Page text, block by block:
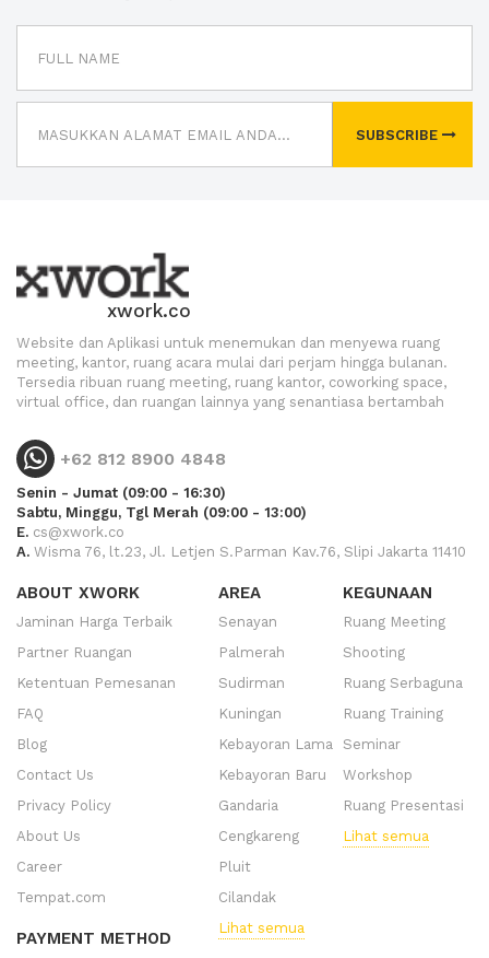
SUBSCRIBE
xwork.co
Website dan Aplikasi untuk menemukan dan menyewa ruang
meeting, kantor, ruang acara mulai dari perjam hingga bulanan.
Tersedia ribuan ruang meeting, ruang kantor, coworking space,
virtual office, dan ruangan lainnya yang senantiasa bertambah
+62 812 8900 4848
Senin - Jumat (09:00 - 16:30)
Sabtu, Minggu, Tgl Merah (09:00 - 13:00)
E. cs@xwork.co
A. Wisma 76, lt.23, Jl. Letjen S.Parman Kav.76, Slipi Jakarta 11410
ABOUT XWORK
Jaminan Harga Terbaik
Partner Ruangan
Ketentuan Pemesanan
FAQ
Blog
Contact Us
Privacy Policy
About Us
Career
Tempat.com
PAYMENT METHOD
AREA
Senayan
Palmerah
Sudirman
Kuningan
Kebayoran Lama
Kebayoran Baru
Gandaria
Cengkareng
Pluit
Cilandak
Lihat semua
KEGUNAAN
Ruang Meeting
Shooting
Ruang Serbaguna
Ruang Training
Seminar
Workshop
Ruang Presentasi
Lihat semua